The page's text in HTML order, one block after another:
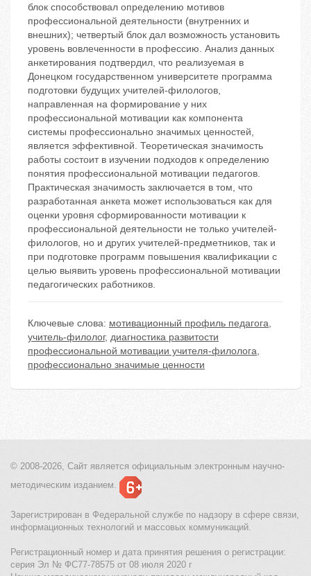
блок способствовал определению мотивов
профессиональной деятельности (внутренних и
внешних); четвертый блок дал возможность установить
уровень вовлеченности в профессию. Анализ данных
анкетирования подтвердил, что реализуемая в
Донецком государственном университете программа
подготовки будущих учителей-филологов,
направленная на формирование у них
профессиональной мотивации как компонента
системы профессионально значимых ценностей,
является эффективной. Теоретическая значимость
работы состоит в изучении подходов к определению
понятия профессиональной мотивации педагогов.
Практическая значимость заключается в том, что
разработанная анкета может использоваться как для
оценки уровня сформированности мотивации к
профессиональной деятельности не только учителей-
филологов, но и других учителей-предметников, так и
при подготовке программ повышения квалификации с
целью выявить уровень профессиональной мотивации
педагогических работников.
Ключевые слова: мотивационный профиль педагога,
учитель-филолог, диагностика развитости
профессиональной мотивации учителя-филолога,
профессионально значимые ценности
© 2008-2026, Сайт является официальным электронным научно-
методическим изданием.
Зарегистрирован в Федеральной службе по надзору в сфере связи,
информационных технологий и массовых коммуникаций.
Регистрационный номер и дата принятия решения о регистрации:
серия Эл № ФС77-78575 от 08 июля 2020 г